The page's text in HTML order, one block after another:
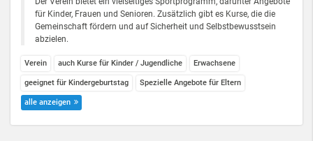
für Kinder, Frauen und Senioren. Zusätzlich gibt es Kurse, die die
Gemeinschaft fördern und auf Sicherheit und Selbstbewusstsein
abzielen.
Verein auch Kurse für Kinder / Jugendliche Erwachsene
geeignet für Kindergeburtstag Spezielle Angebote für Eltern
alle anzeigen